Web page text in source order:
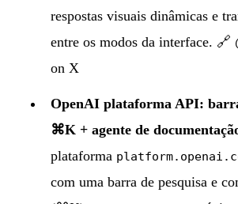
respostas visuais dinâmicas e
entre os modos da interface. 🔗
on X
OpenAI plataforma API:
⌘K + agente de
plataforma
com uma barra de pesquisa e